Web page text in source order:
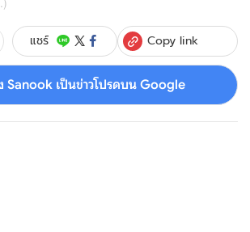
แชร์ Copy link
Sanook เป็นข่าวโปรดบน Google